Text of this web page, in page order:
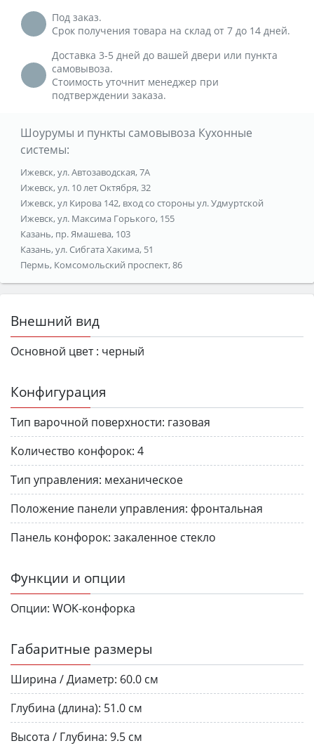
Под заказ.
Срок получения товара на склад от 7 до 14 дней.
Доставка 3-5 дней до вашей двери или пункта
самовывоза.
Стоимость уточнит менеджер при
подтверждении заказа.
Шоурумы и пункты самовывоза Кухонные
системы:
Ижевск, ул. Автозаводская, 7А
Ижевск, ул. 10 лет Октября, 32
Ижевск, ул Кирова 142, вход со стороны ул. Удмуртской
Ижевск, ул. Максима Горького, 155
Казань, пр. Ямашева, 103
Казань, ул. Сибгата Хакима, 51
Пермь, Комсомольский проспект, 86
Внешний вид
Основной цвет : черный
Конфигурация
Тип варочной поверхности: газовая
Количество конфорок: 4
Тип управления: механическое
Положение панели управления: фронтальная
Панель конфорок: закаленное стекло
Функции и опции
Опции: WOK-конфорка
Габаритные размеры
Ширина / Диаметр: 60.0 см
Глубина (длина): 51.0 см
Высота / Глубина: 9.5 см